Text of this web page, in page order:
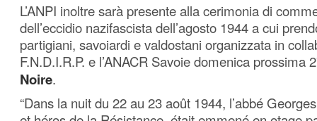
L’ANPI inoltre sarà presente alla cerimonia di
dell’eccidio nazifascista dell’agosto 1944 a cui
partigiani, savoiardi e valdostani organizzata in
F.N.D.I.R.P. e l’ANACR Savoie domenica prossima
Noire.
“Dans la nuit du 22 au 23 août 1944, l’abbé